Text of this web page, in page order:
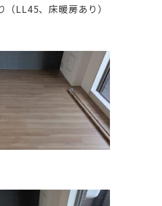
LL45、床暖房あり）